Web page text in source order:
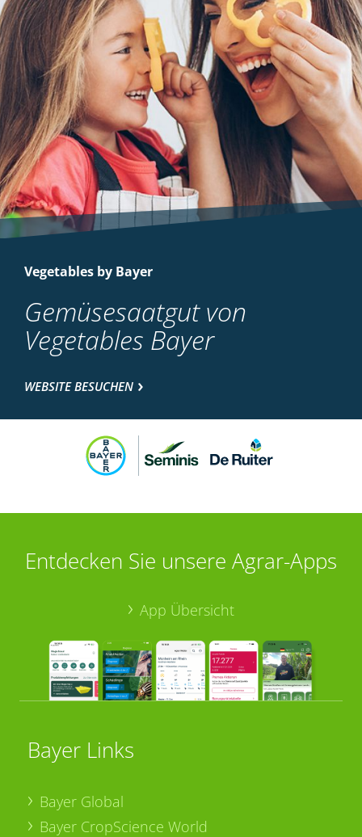
Vegetables by Bayer
Gemüsesaatgut von
Vegetables Bayer
WEBSITE BESUCHEN
Entdecken Sie unsere Agrar-Apps
App Übersicht
Bayer Links
Bayer Global
Bayer CropScience World